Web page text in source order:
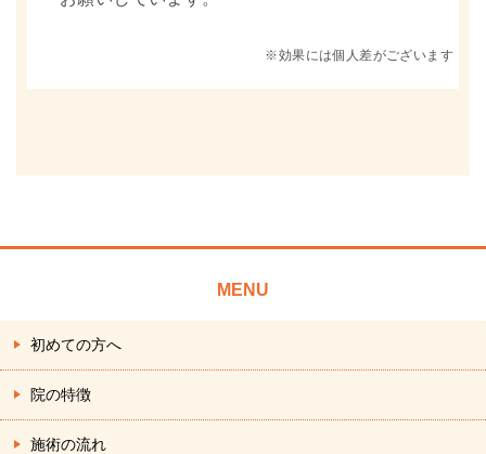
※効果には個人差がございます
MENU
初めての方へ
院の特徴
施術の流れ